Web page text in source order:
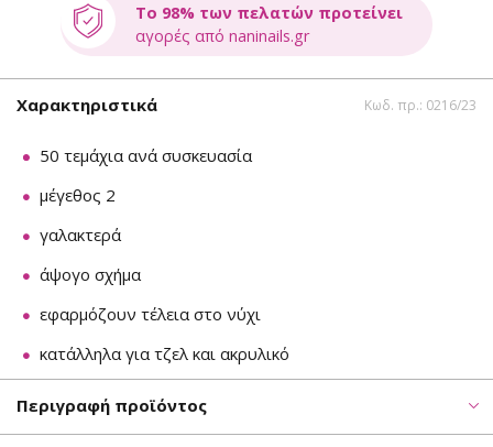
Το 98% των πελατών προτείνει
αγορές από naninails.gr
Χαρακτηριστικά Κωδ. πρ.: 0216/23
50 τεμάχια ανά συσκευασία
μέγεθος 2
γαλακτερά
άψογο σχήμα
εφαρμόζουν τέλεια στο νύχι
κατάλληλα για τζελ και ακρυλικό
Περιγραφή προϊόντος